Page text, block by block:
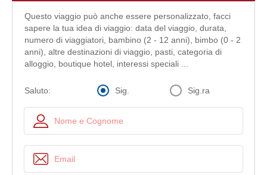
Questo viaggio può anche essere personalizzato, facci
sapere la tua idea di viaggio: data del viaggio, durata,
numero di viaggiatori, bambino (2 - 12 anni), bimbo (0 - 2
anni), altre destinazioni di viaggio, pasti, categoria di
alloggio, boutique hotel, interessi speciali ...
Saluto: Sig. Sig.ra